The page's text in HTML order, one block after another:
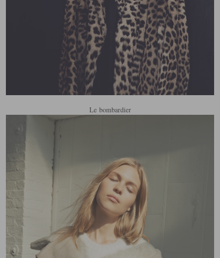
Le bombardier